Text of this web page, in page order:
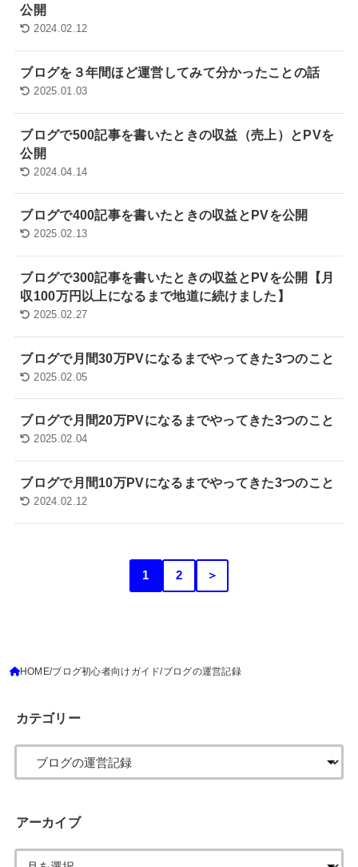
公開
2024.02.12
ブログを３年間ほど運営してみて分かったことの話
2025.01.03
ブログで500記事を書いたときの収益（売上）とPVを
公開
2024.04.14
ブログで400記事を書いたときの収益とPVを公開
2025.02.13
ブログで300記事を書いたときの収益とPVを公開【月
収100万円以上になるまで地道に続けました】
2025.02.27
ブログで月間30万PVになるまでやってきた3つのこと
2025.02.05
ブログで月間20万PVになるまでやってきた3つのこと
2025.02.04
ブログで月間10万PVになるまでやってきた3つのこと
2024.02.12
1 2 ＞
HOME ブログ初心者向けガイド ブログの運営記録
カテゴリー
アーカイブ